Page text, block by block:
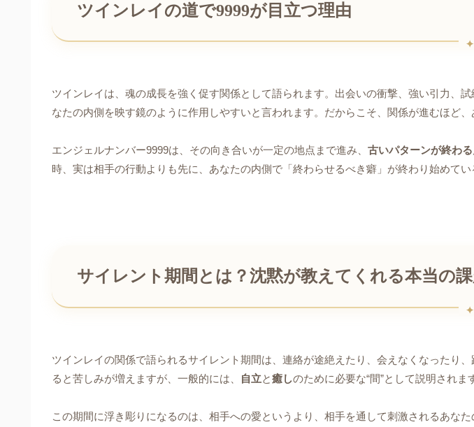
ツインレイの道で9999が目立つ理由
ツインレイは、魂の成長を強く促す関係として語られます。出会いの衝撃、強い引力、
なたの内側を映す鏡のように作用しやすいと言われます。だからこそ、関係が進むほど
エンジェルナンバー9999は、その向き合いが一定の地点まで進み、 古いパターンが終わる
時、実は相手の行動よりも先に、あなたの内側で「終わらせるべき癖」が終わり始めてい
サイレント期間とは？沈黙が教えてくれる本当の
ツインレイの関係で語られるサイレント期間は、連絡が途絶えたり、会えなくなったり
ると苦しみが増えますが、一般的には、
自立と癒しのために必要な“間”として説明されま
この期間に浮き彫りになるのは、相手への愛というより、相手を通して刺激されるあな